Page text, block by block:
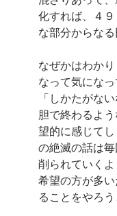
化すれば、４
な部分からなる
なぜかはわか
なって気にな
「しかたがな
胆で終わるよ
望的に感じて
の絶滅の話は
削られていく
希望の方が多
ることをやろ